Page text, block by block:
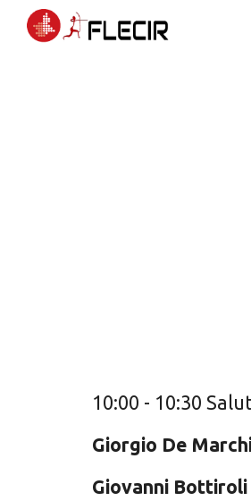
10:00 - 10:30
Giorgio De
Giovanni Bottiroli